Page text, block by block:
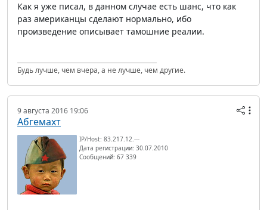
Как я уже писал, в данном случае есть шанс, что как
раз американцы сделают нормально, ибо
произведение описывает тамошние реалии.
Будь лучше, чем вчера, а не лучше, чем другие.
9 августа 2016 19:06
Абгемахт
IP/Host: 83.217.12.---
Дата регистрации: 30.07.2010
Сообщений: 67 339